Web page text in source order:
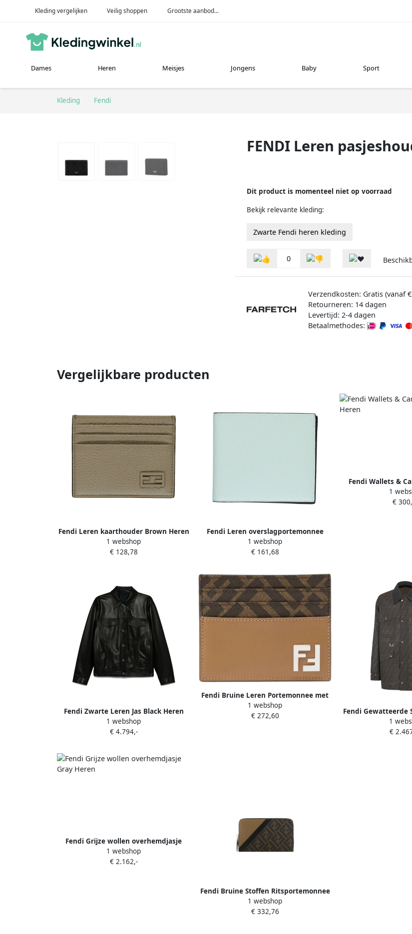
Kleding vergelijken Veilig shoppen Grootste aanbod...
Dames Heren Meisjes Jongens Baby Sport
Kleding Fendi
FENDI Leren
Dit product is momenteel niet op voorraad
Bekijk relevante kleding:
Zwarte Fendi heren kleding
0
Verzendkosten: Gratis (vanaf
Retourneren: 14 dagen
Levertijd: 2-4 dagen
Betaalmethodes:
Vergelijkbare producten
Fendi Leren kaarthouder Brown Heren
1 webshop
€ 128,78
Fendi Leren overslagportemonnee
Blue Heren
1 webshop
€ 161,68
Fendi Wallets &
1
€
Fendi Zwarte Leren Jas Black Heren
1 webshop
€ 4.794,-
Fendi Bruine Leren Portemonnee met
FF Stofdetails Brown Heren
1 webshop
€ 272,60
Fendi Gewatteerde
Kraag
1
€
Fendi Grijze wollen overhemdjasje
Gray Heren
1 webshop
€ 2.162,-
Fendi Bruine Stoffen Ritsportemonnee
Multicolor Heren
1 webshop
€ 332,76